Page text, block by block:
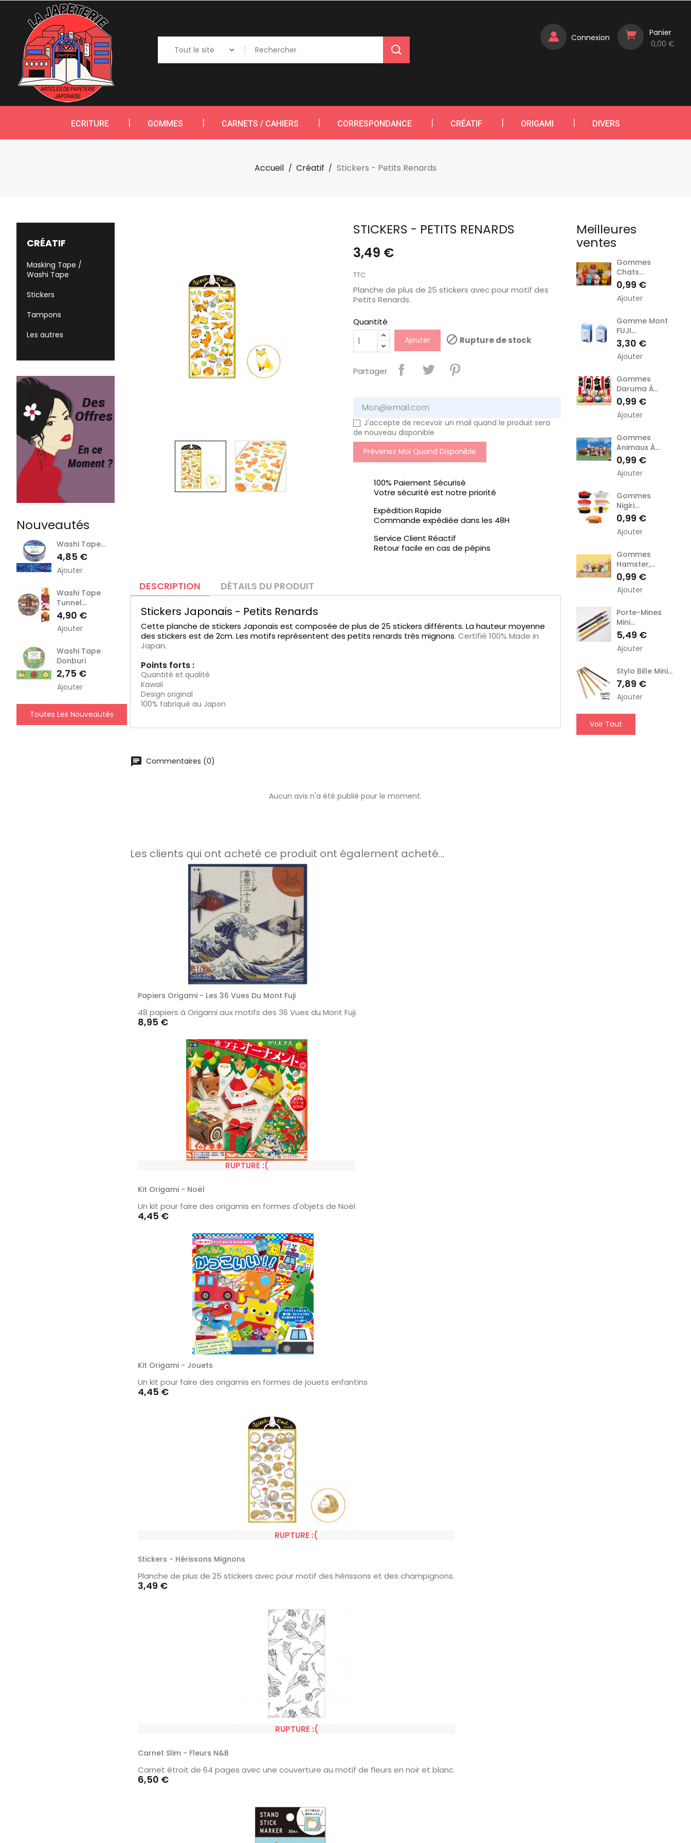
Panier
0,00 €
Connexion
ECRITURE GOMMES CARNETS / CAHIERS CORRESPONDANCE CRÉATIF ORIGAMI DIVERS
Accueil Créatif Stickers - Petits Renards
CRÉATIF
Masking Tape /
Washi Tape
Stickers
Tampons
Les autres
Nouveautés
Washi Tape...
Prix
4,85 €
Ajouter
Washi Tape
Tunnel...
Prix
4,90 €
Ajouter
Washi Tape
Donburi
Prix
2,75 €
Ajouter
Toutes Les Nouveautés
STICKERS - PETITS RENARDS
3,49 €
TTC
Planche de plus de 25 stickers avec pour motif des
Petits Renards.
Quantité
Ajouter  Rupture de stock
Partager
J'accepte de recevoir un mail quand le produit sera
de nouveau disponible
Prévenez Moi Quand Disponible
100% Paiement Sécurisé
Votre sécurité est notre priorité
Expédition Rapide
Commande expédiée dans les 48H
Service Client Réactif
Retour facile en cas de pépins
DESCRIPTION DÉTAILS DU PRODUIT
Stickers Japonais - Petits Renards
Cette planche de stickers Japonais est composée de plus de 25 stickers différents. La hauteur moyenne
des stickers est de 2cm. Les motifs représentent des petits renards très mignons. Certifié 100% Made in
Japan.
Points forts :
Quantité et qualité
Kawaii
Design original
100% fabriqué au Japon
chat Commentaires (0)
Aucun avis n'a été publié pour le moment.
Les clients qui ont acheté ce produit ont également acheté...
Papiers Origami - Les 36 Vues Du Mont Fuji
48 papiers à Origami aux motifs des 36 Vues du Mont Fuji.
Prix
8,95 €
RUPTURE :(
Kit Origami - Noël
Un kit pour faire des origamis en formes d'objets de Noël
Prix
4,45 €
Kit Origami - Jouets
Un kit pour faire des origamis en formes de jouets enfantins
Prix
4,45 €
RUPTURE :(
Stickers - Hérissons Mignons
Planche de plus de 25 stickers avec pour motif des hérissons et des champignons.
Prix
3,49 €
RUPTURE :(
Carnet Slim - Fleurs N&B
Carnet étroit de 64 pages avec une couverture au motif de fleurs en noir et blanc.
Prix
6,50 €
Meilleures
ventes
Gommes
Chats...
Prix
0,99 €
Ajouter
Gomme Mont
FUJI...
Prix
3,30 €
Ajouter
Gommes
Daruma À...
Prix
0,99 €
Ajouter
Gommes
Animaux À...
Prix
0,99 €
Ajouter
Gommes
Nigiri...
Prix
0,99 €
Ajouter
Gommes
Hamster,...
Prix
0,99 €
Ajouter
Porte-Mines
Mini...
Prix
5,49 €
Ajouter
Stylo Bille Mini...
Prix
7,89 €
Ajouter
Voir Tout